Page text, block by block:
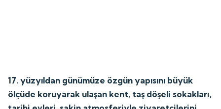
17. yüzyıldan günümüze özgün yapısını büyük
ölçüde koruyarak ulaşan kent, taş döşeli sokakları,